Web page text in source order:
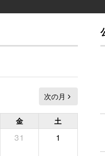
金 土
31 1